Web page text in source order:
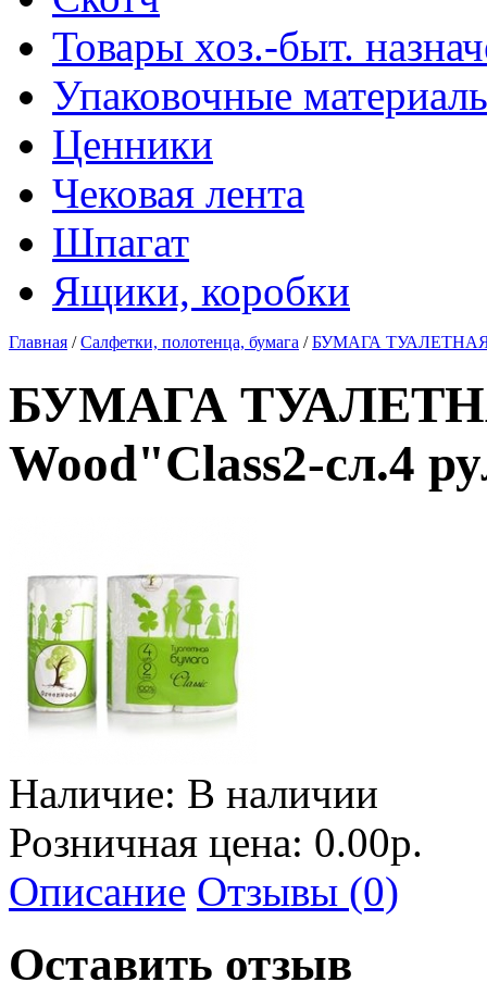
Товары хоз.-быт.
Упаковочные
Ценники
Чековая лента
Шпагат
Ящики, коробки
Главная /Салфетки, полотенца, бумага /БУМАГА ТУАЛЕТНАЯ
БУМАГА
Wood"Class2-сл.4
Наличие: В наличии
Розничная цена: 0.00р.
Описание Отзывы (0)
Оставить отзыв